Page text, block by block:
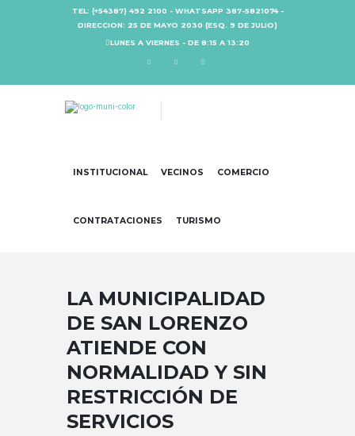
TEL: (+54387) 492 2100 - WHATSAPP 387-5821074 -
DIRECCION: 25 DE MAYO 2030 (ESQ. 9 DE JULIO)
LUNES A VIERNES - DE 8:15 A 13:20
INSTITUCIONAL VECINOS COMERCIO
CONTRATACIONES TURISMO
LA MUNICIPALIDAD
DE SAN LORENZO
ATIENDE CON
NORMALIDAD Y SIN
RESTRICCIÓN DE
SERVICIOS